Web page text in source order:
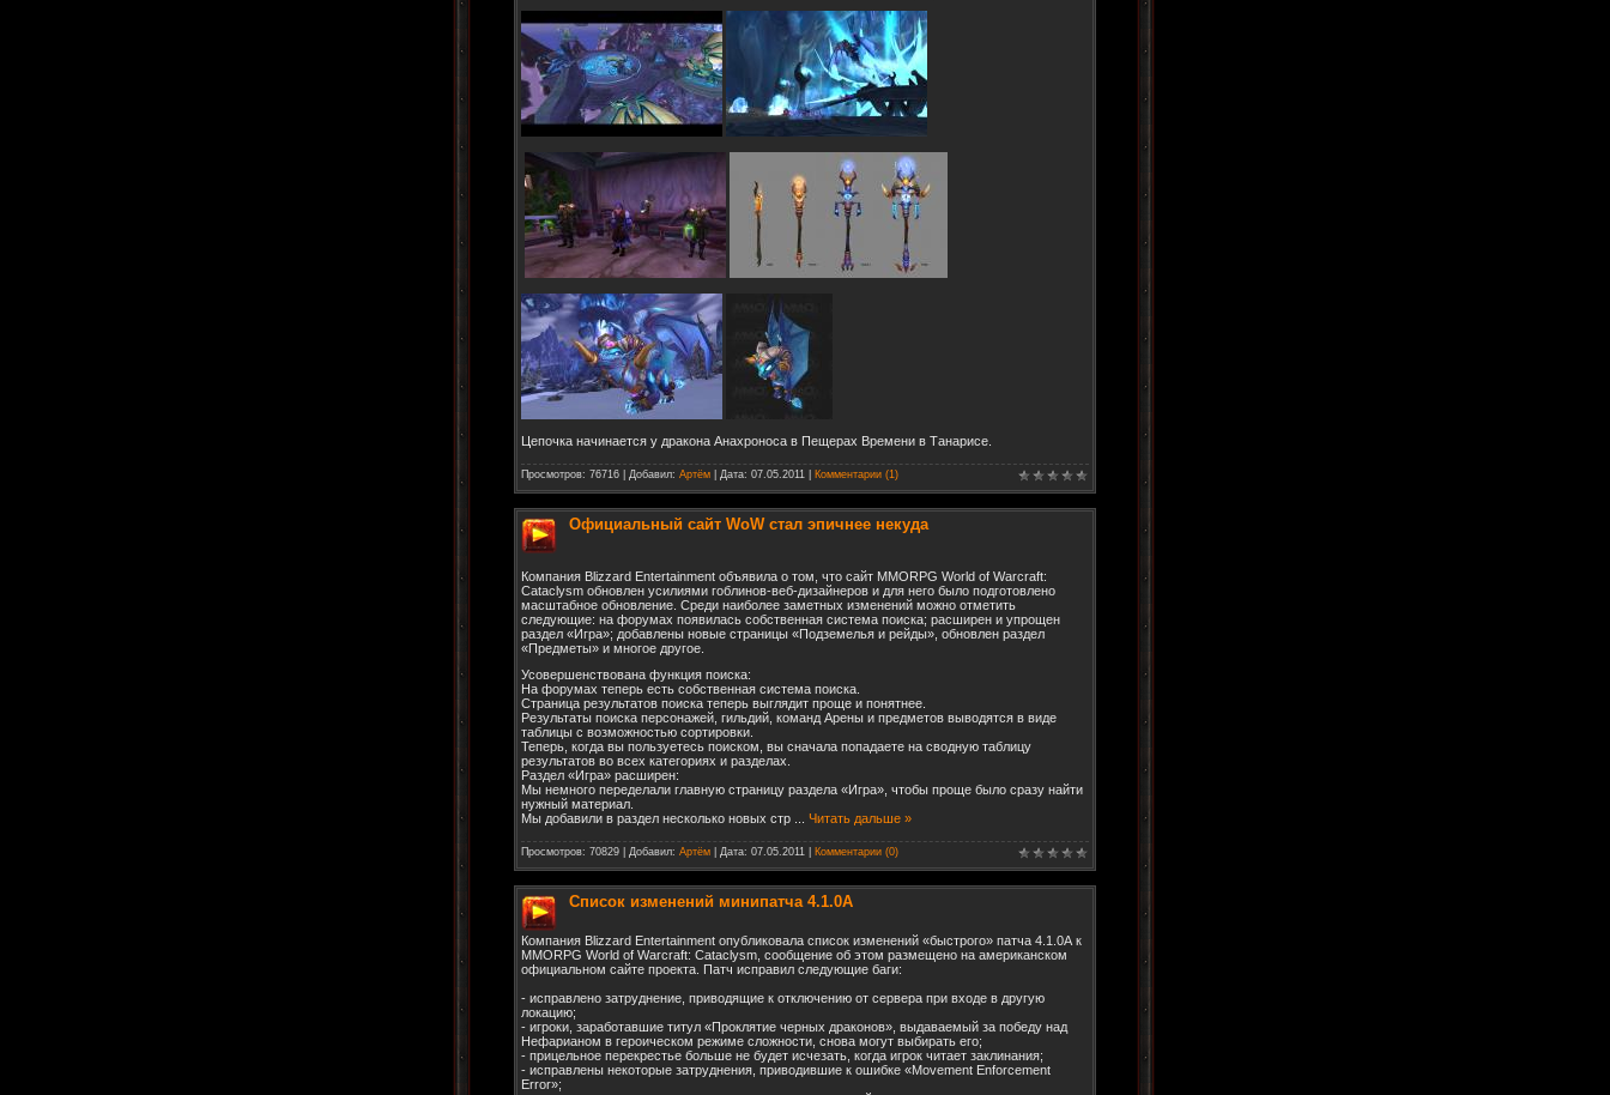
Цепочка начинается у дракона Анахроноса в Пещерах Времени в Танарисе.
Просмотров: 76716 | Добавил: Артём | Дата: 07.05.2011 Комментарии (1)
Официальный сайт WoW стал эпичнее некуда
Компания Blizzard Entertainment объявила о том, что сайт MMORPG World of Warcraft:
Cataclysm обновлен усилиями гоблинов-веб-дизайнеров и для него было подготовлено
масштабное обновление. Среди наиболее заметных изменений можно отметить
следующие: на форумах появилась собственная система поиска; расширен и упрощен
раздел «Игра»; добавлены новые страницы «Подземелья и рейды», обновлен раздел
«Предметы» и многое другое.
Усовершенствована функция поиска:
На форумах теперь есть собственная система поиска.
Страница результатов поиска теперь выглядит проще и понятнее.
Результаты поиска персонажей, гильдий, команд Арены и предметов выводятся в виде
таблицы с возможностью сортировки.
Теперь, когда вы пользуетесь поиском, вы сначала попадаете на сводную таблицу
результатов во всех категориях и разделах.
Раздел «Игра» расширен:
Мы немного переделали главную страницу раздела «Игра», чтобы проще было сразу найти
нужный материал.
Мы добавили в раздел несколько новых стр
Читать дальше »
Просмотров: 70829 | Добавил: Артём | Дата: 07.05.2011 Комментарии (0)
Список изменений минипатча 4.1.0А
Компания Blizzard Entertainment опубликовала список изменений «быстрого» патча 4.1.0А к
MMORPG World of Warcraft: Cataclysm, сообщение об этом размещено на американском
официальном сайте проекта. Патч исправил следующие баги:
- исправлено затруднение, приводящие к отключению от сервера при входе в другую
локацию;
- игроки, заработавшие титул «Проклятие черных драконов», выдаваемый за победу над
Нефарианом в героическом режиме сложности, снова могут выбирать его;
- прицельное перекрестье больше не будет исчезать, когда игрок читает заклинания;
- исправлены некоторые затруднения, приводившие к ошибке «Movement Enforcement
Error»;